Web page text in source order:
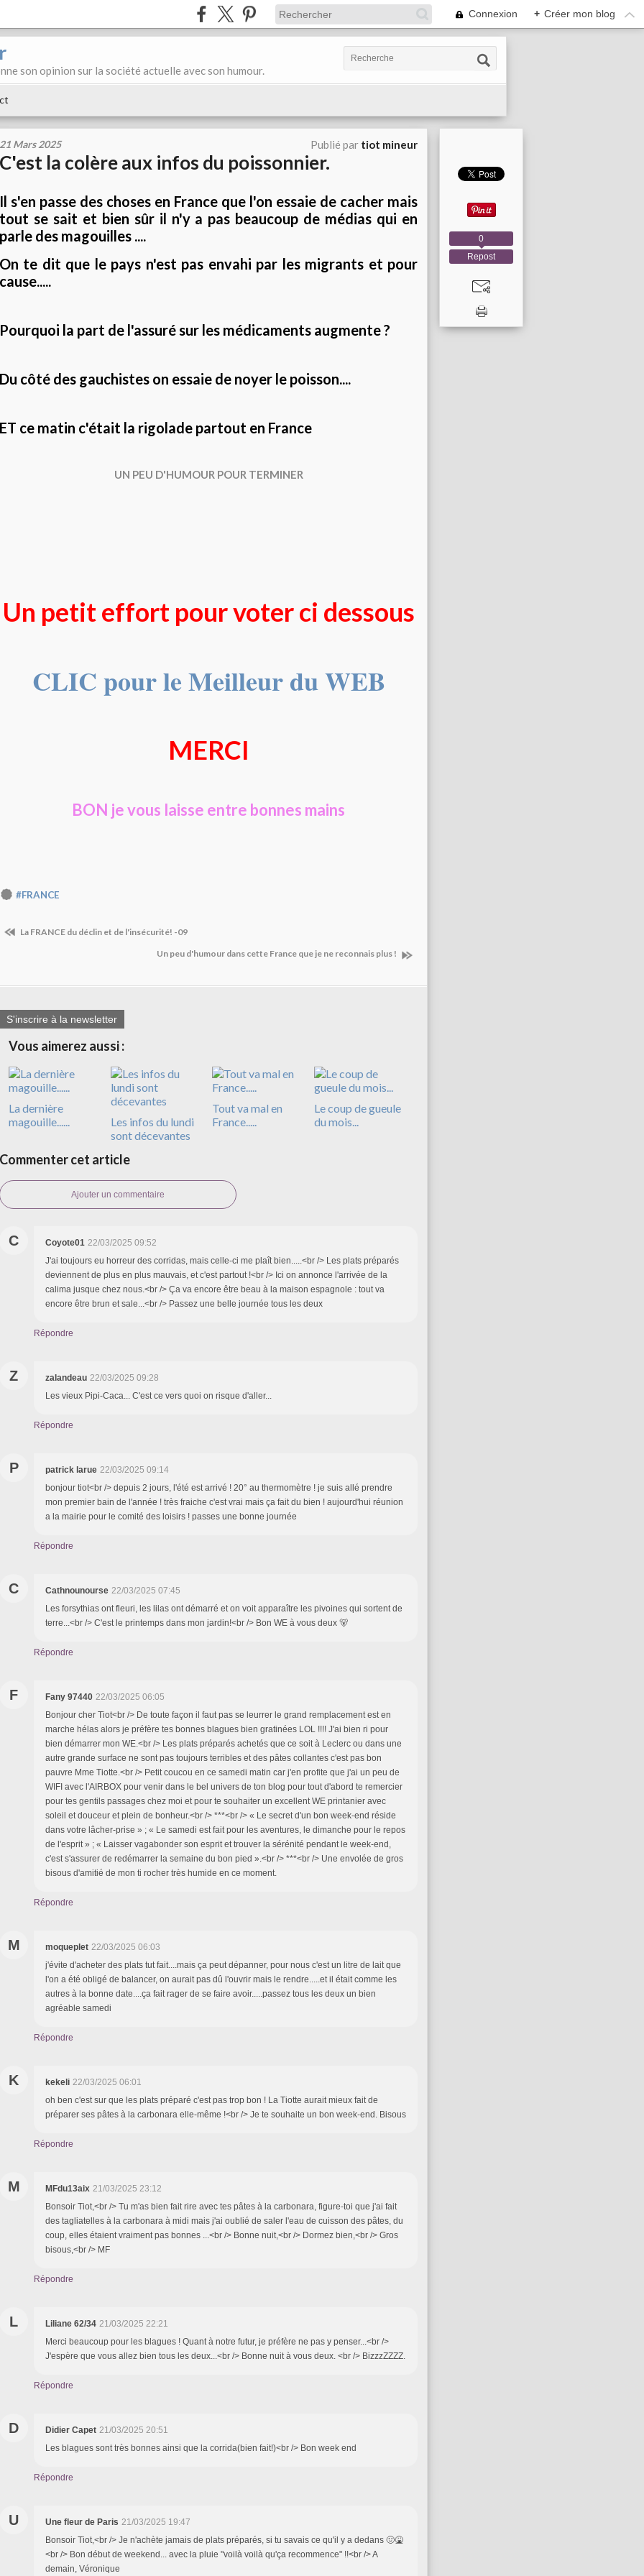
Connexion + Créer mon blog
son opinion sur la société actuelle avec son humour.
21 Mars 2025 Publié par tiot mineur
C'est la colère aux infos du poissonnier.
Il s'en passe des choses en France que l'on essaie de cacher mais
tout se sait et bien sûr il n'y a pas beaucoup de médias qui en
parle des magouilles ....
On te dit que le pays n'est pas envahi par les migrants et pour
cause.....
Pourquoi la part de l'assuré sur les médicaments augmente ?
Du côté des gauchistes on essaie de noyer le poisson....
ET ce matin c'était la rigolade partout en France
UN PEU D'HUMOUR POUR TERMINER
Un petit effort pour voter ci dessous
CLIC pour le Meilleur du WEB
MERCI
BON je vous laisse entre bonnes mains
#FRANCE
La FRANCE du déclin et de l'insécurité! -09
Un peu d'humour dans cette France que je ne reconnais plus !
S'inscrire à la newsletter
Vous aimerez aussi :
La dernière
magouille......
Les infos du lundi
sont décevantes
Tout va mal en
France.....
Le coup de gueule
du mois...
Commenter cet article
Ajouter un commentaire
C Coyote01 22/03/2025 09:52
J'ai toujours eu horreur des corridas, mais celle-ci me plaît bien.....<br /> Les plats préparés
deviennent de plus en plus mauvais, et c'est partout !<br /> Ici on annonce l'arrivée de la
calima jusque chez nous.<br /> Ça va encore être beau à la maison espagnole : tout va
encore être brun et sale...<br /> Passez une belle journée tous les deux
Répondre
Z zalandeau 22/03/2025 09:28
Les vieux Pipi-Caca... C'est ce vers quoi on risque d'aller...
Répondre
P patrick larue 22/03/2025 09:14
bonjour tiot<br /> depuis 2 jours, l'été est arrivé ! 20° au thermomètre ! je suis allé prendre
mon premier bain de l'année ! très fraiche c'est vrai mais ça fait du bien ! aujourd'hui réunion
a la mairie pour le comité des loisirs ! passes une bonne journée
Répondre
C Cathnounourse 22/03/2025 07:45
Les forsythias ont fleuri, les lilas ont démarré et on voit apparaître les pivoines qui sortent de
terre...<br /> C'est le printemps dans mon jardin!<br /> Bon WE à vous deux 🐻
Répondre
F Fany 97440 22/03/2025 06:05
Bonjour cher Tiot<br /> De toute façon il faut pas se leurrer le grand remplacement est en
marche hélas alors je préfère tes bonnes blagues bien gratinées LOL !!!! J'ai bien ri pour
bien démarrer mon WE.<br /> Les plats préparés achetés que ce soit à Leclerc ou dans une
autre grande surface ne sont pas toujours terribles et des pâtes collantes c'est pas bon
pauvre Mme Tiotte.<br /> Petit coucou en ce samedi matin car j'en profite que j'ai un peu de
WIFI avec l'AIRBOX pour venir dans le bel univers de ton blog pour tout d'abord te remercier
pour tes gentils passages chez moi et pour te souhaiter un excellent WE printanier avec
soleil et douceur et plein de bonheur.<br /> ***<br /> « Le secret d'un bon week-end réside
dans votre lâcher-prise » ; « Le samedi est fait pour les aventures, le dimanche pour le repos
de l'esprit » ; « Laisser vagabonder son esprit et trouver la sérénité pendant le week-end,
c'est s'assurer de redémarrer la semaine du bon pied ».<br /> ***<br /> Une envolée de gros
bisous d'amitié de mon ti rocher très humide en ce moment.
Répondre
M moqueplet 22/03/2025 06:03
j'évite d'acheter des plats tut fait....mais ça peut dépanner, pour nous c'est un litre de lait que
l'on a été obligé de balancer, on aurait pas dû l'ouvrir mais le rendre.....et il était comme les
autres à la bonne date....ça fait rager de se faire avoir.....passez tous les deux un bien
agréable samedi
Répondre
K kekeli 22/03/2025 06:01
oh ben c'est sur que les plats préparé c'est pas trop bon ! La Tiotte aurait mieux fait de
préparer ses pâtes à la carbonara elle-même !<br /> Je te souhaite un bon week-end. Bisous
Répondre
M MFdu13aix 21/03/2025 23:12
Bonsoir Tiot,<br /> Tu m'as bien fait rire avec tes pâtes à la carbonara, figure-toi que j'ai fait
des tagliatelles à la carbonara à midi mais j'ai oublié de saler l'eau de cuisson des pâtes, du
coup, elles étaient vraiment pas bonnes ...<br /> Bonne nuit,<br /> Dormez bien,<br /> Gros
bisous,<br /> MF
Répondre
L Liliane 62/34 21/03/2025 22:21
Merci beaucoup pour les blagues ! Quant à notre futur, je préfère ne pas y penser...<br />
J'espère que vous allez bien tous les deux...<br /> Bonne nuit à vous deux. <br /> BizzzZZZZ.
Répondre
D Didier Capet 21/03/2025 20:51
Les blagues sont très bonnes ainsi que la corrida(bien fait!)<br /> Bon week end
Répondre
U Une fleur de Paris 21/03/2025 19:47
Bonsoir Tiot,<br /> Je n'achète jamais de plats préparés, si tu savais ce qu'il y a dedans 🤢🤮
<br /> Bon début de weekend... avec la pluie "voilà voilà qu'ça recommence" !!<br /> A
demain, Véronique
Repost
0